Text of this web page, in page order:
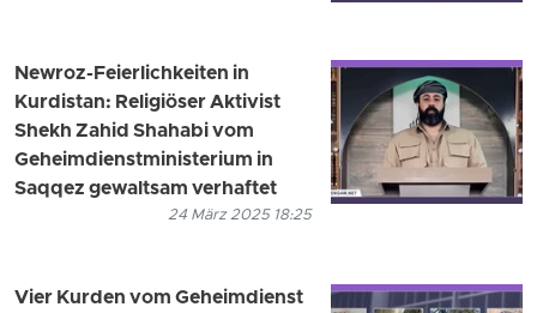
Newroz-Feierlichkeiten in
Kurdistan: Religiöser Aktivist
Shekh Zahid Shahabi vom
Geheimdienstministerium in
Saqqez gewaltsam verhaftet
24 März 2025 18:25
Vier Kurden vom Geheimdienst